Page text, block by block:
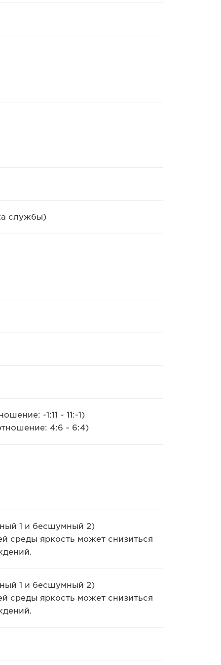
службы)
-1:11 ~ 11:-1)
4:6 ~ 6:4)
1 и бесшумный 2)
среды яркость может снизиться
1 и бесшумный 2)
среды яркость может снизиться